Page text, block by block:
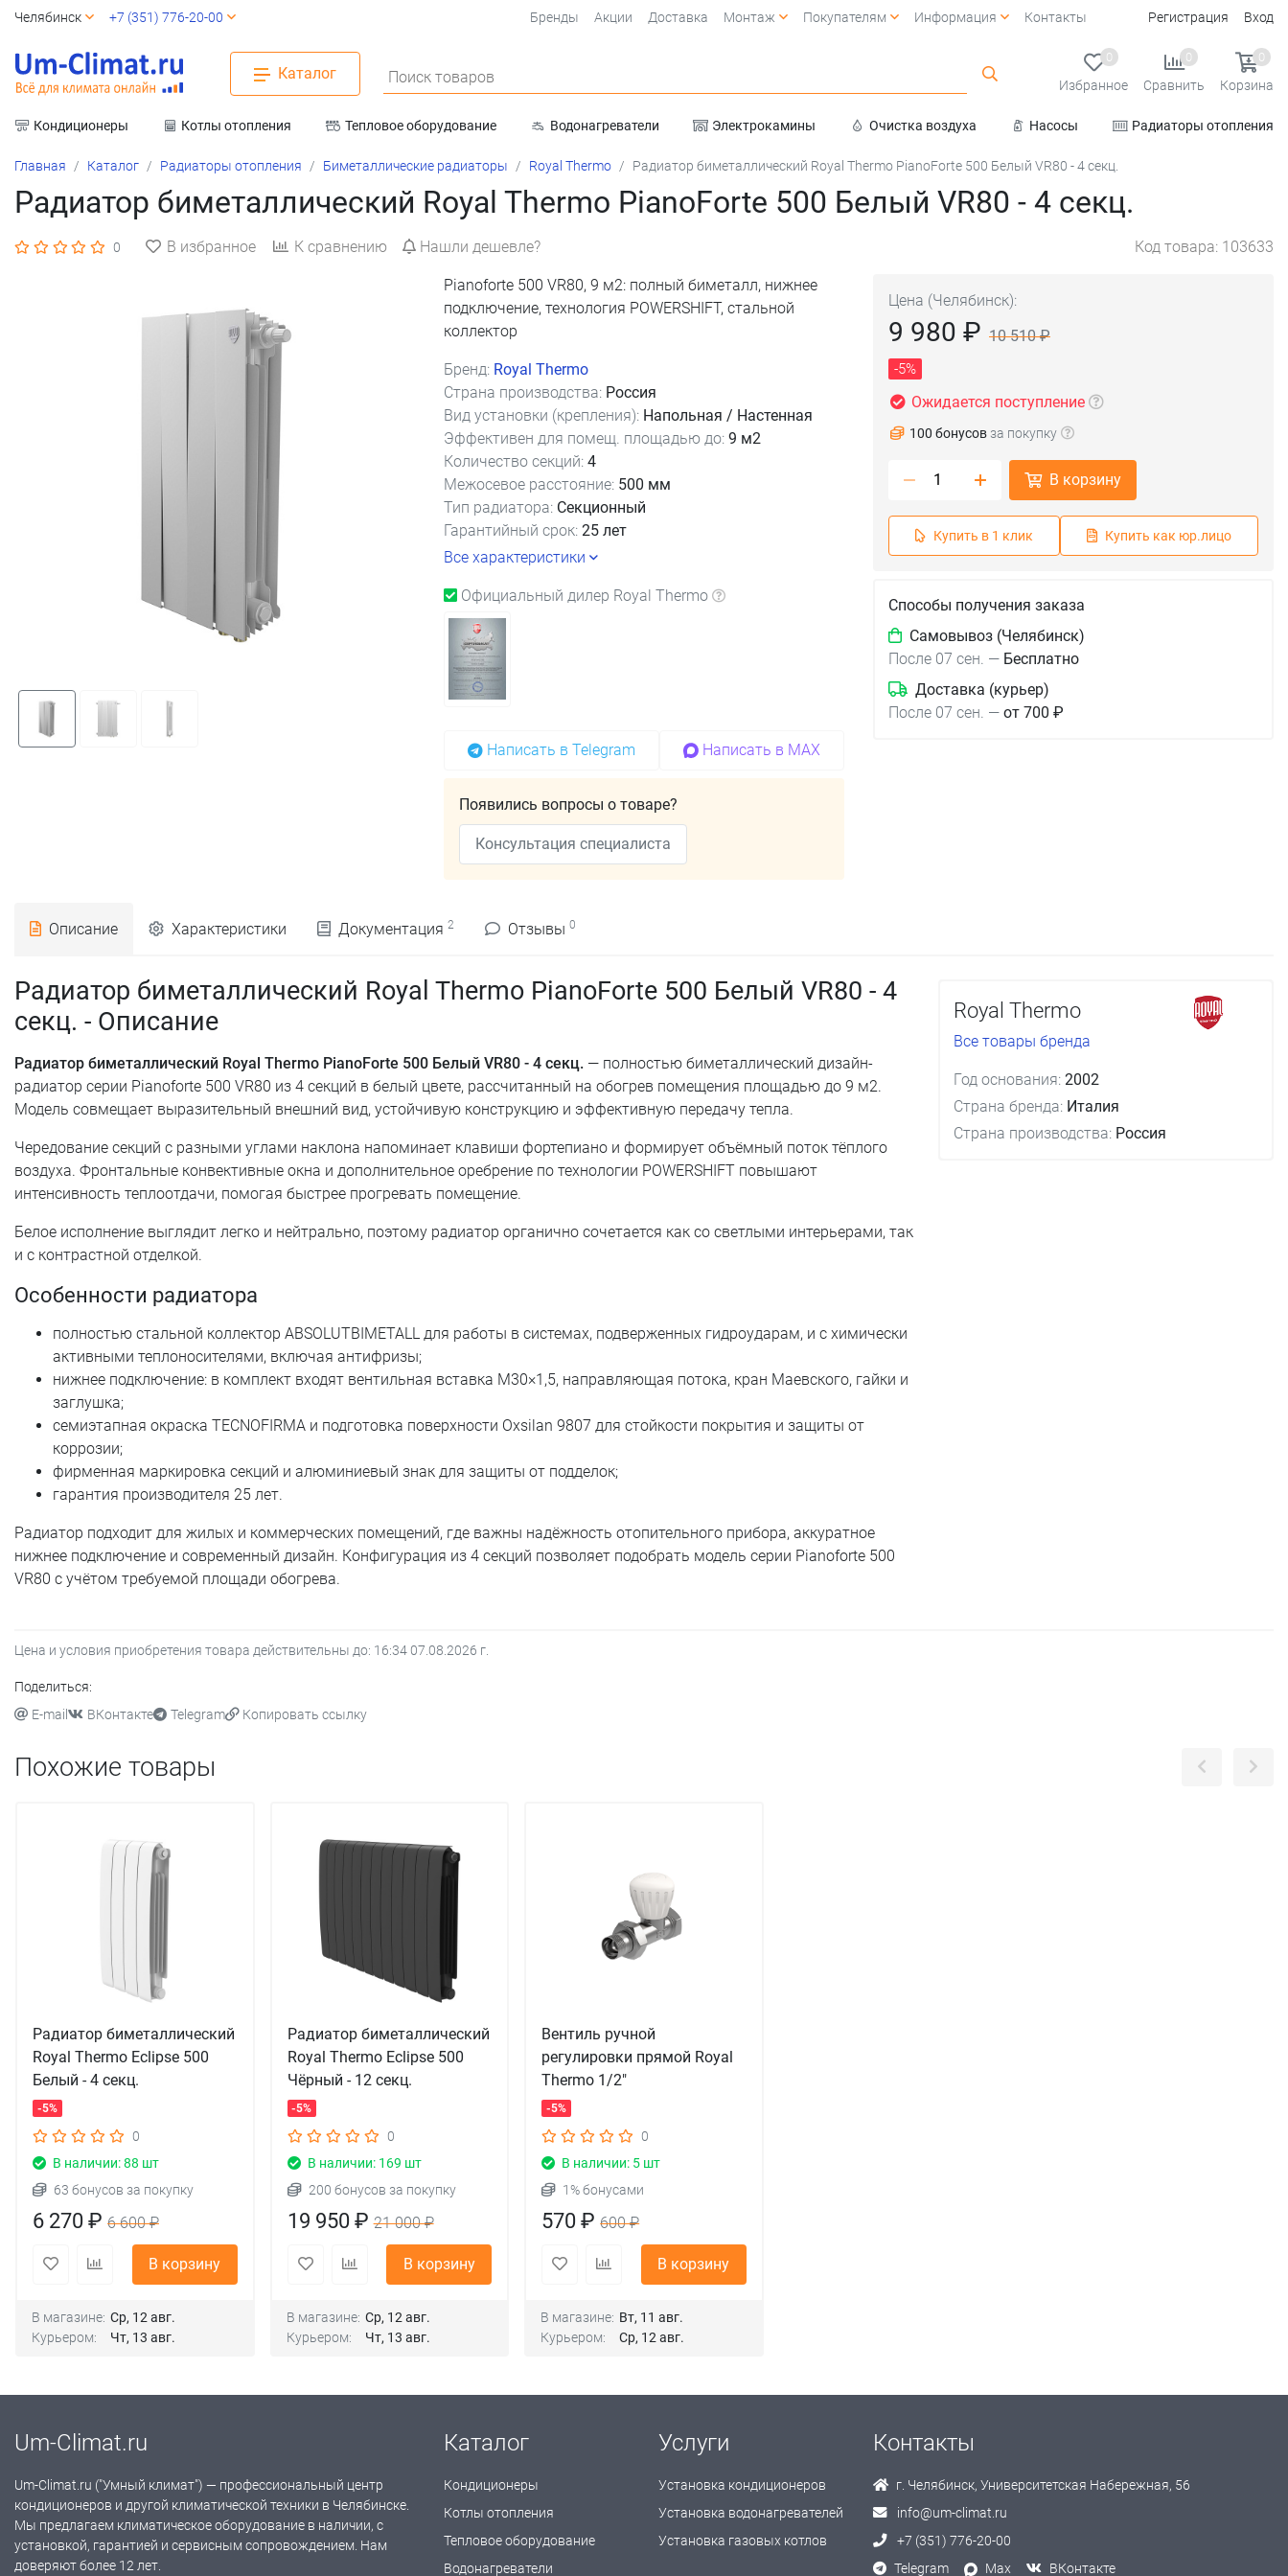
Кондиционеры Котлы отопления Тепловое оборудование Водонагреватели Электрокамины Очистка воздуха Насосы
Радиаторы отопления
Каталог Поиск товаров
0
Избранное
0
Сравнить
0
Корзина
Челябинск +7 (351) 776-20-00 Бренды Акции Доставка Монтаж Покупателям Информация Контакты Регистрация Вход
Главная Каталог Радиаторы отопления Биметаллические радиаторы Royal Thermo Радиатор биметаллический Royal Thermo PianoForte 500 Белый VR80 - 4 секц.
Радиатор биметаллический Royal Thermo PianoForte 500 Белый VR80 - 4 секц.
0 Код товара: 103633
В избранное К сравнению Нашли дешевле?
Цена (Челябинск):
9 980 ₽ 10 510 ₽
-5%
Ожидается поступление
100 бонусов за покупку
В корзину
Купить в 1 клик Купить как юр.лицо
Способы получения заказа
Самовывоз (Челябинск)
После 07 сен. — Бесплатно
Доставка (курьер)
После 07 сен. — от 700 ₽
Pianoforte 500 VR80, 9 м2: полный биметалл, нижнее
подключение, технология POWERSHIFT, стальной
коллектор
Бренд: Royal Thermo
Страна производства: Россия
Вид установки (крепления): Напольная / Настенная
Эффективен для помещ. площадью до: 9 м2
Количество секций: 4
Межосевое расстояние: 500 мм
Тип радиатора: Секционный
Гарантийный срок: 25 лет
Все характеристики
Официальный дилер Royal Thermo
Написать в Telegram Написать в MAX
Появились вопросы о товаре?
Консультация специалиста
Описание Характеристики Документация 2 Отзывы 0
Радиатор биметаллический Royal Thermo PianoForte 500 Белый VR80 - 4
секц. - Описание
Радиатор биметаллический Royal Thermo PianoForte 500 Белый VR80 - 4 секц. — полностью биметаллический дизайн-
радиатор серии Pianoforte 500 VR80 из 4 секций в белый цвете, рассчитанный на обогрев помещения площадью до 9 м2.
Модель совмещает выразительный внешний вид, устойчивую конструкцию и эффективную передачу тепла.
Чередование секций с разными углами наклона напоминает клавиши фортепиано и формирует объёмный поток тёплого
воздуха. Фронтальные конвективные окна и дополнительное оребрение по технологии POWERSHIFT повышают
интенсивность теплоотдачи, помогая быстрее прогревать помещение.
Белое исполнение выглядит легко и нейтрально, поэтому радиатор органично сочетается как со светлыми интерьерами, так
и с контрастной отделкой.
Особенности радиатора
полностью стальной коллектор ABSOLUTBIMETALL для работы в системах, подверженных гидроударам, и с химически
активными теплоносителями, включая антифризы;
нижнее подключение: в комплект входят вентильная вставка M30×1,5, направляющая потока, кран Маевского, гайки и
заглушка;
семиэтапная окраска TECNOFIRMA и подготовка поверхности Oxsilan 9807 для стойкости покрытия и защиты от
коррозии;
фирменная маркировка секций и алюминиевый знак для защиты от подделок;
гарантия производителя 25 лет.
Радиатор подходит для жилых и коммерческих помещений, где важны надёжность отопительного прибора, аккуратное
нижнее подключение и современный дизайн. Конфигурация из 4 секций позволяет подобрать модель серии Pianoforte 500
VR80 с учётом требуемой площади обогрева.
Royal Thermo
Все товары бренда
Год основания: 2002
Страна бренда: Италия
Страна производства: Россия
Цена и условия приобретения товара действительны до: 16:34 07.08.2026 г.
Поделиться:
E-mail
ВКонтакте Telegram Копировать ссылку
Похожие товары
Радиатор биметаллический
Royal Thermo Eclipse 500
Белый - 4 секц.
-5%
0
В наличии: 88 шт
63 бонусов за покупку
6 270 ₽ 6 600 ₽
В корзину
В магазине: Ср, 12 авг.
Курьером:
Чт, 13 авг.
Радиатор биметаллический
Royal Thermo Eclipse 500
Чёрный - 12 секц.
-5%
0
В наличии: 169 шт
200 бонусов за покупку
19 950 ₽21 000 ₽
В корзину
В магазине: Ср, 12 авг.
Курьером:
Чт, 13 авг.
Вентиль ручной
регулировки прямой Royal
Thermo 1/2"
-5%
0
В наличии: 5 шт
1% бонусами
570 ₽600 ₽
В корзину
В магазине: Вт, 11 авг.
Курьером:
Ср, 12 авг.
Um-Climat.ru
Um-Climat.ru ("Умный климат") — профессиональный центр
кондиционеров и другой климатической техники в Челябинске.
Мы предлагаем климатическое оборудование в наличии, с
установкой, гарантией и сервисным сопровождением. Нам
доверяют более 12 лет.
Каталог
Кондиционеры
Котлы отопления
Тепловое оборудование
Водонагреватели
Услуги
Установка кондиционеров
Установка водонагревателей
Установка газовых котлов
Контакты
г. Челябинск, Университетская Набережная, 56
info@um-climat.ru
+7 (351) 776-20-00
Telegram
Max ВКонтакте